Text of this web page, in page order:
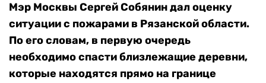
Мэр Москвы Сергей Собянин дал оценку
ситуации с пожарами в Рязанской области.
По его словам, в первую очередь
необходимо спасти близлежащие деревни,
которые находятся прямо на границе